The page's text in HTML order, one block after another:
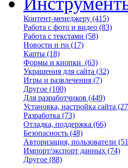
Контент-менеджеру (415)
Работа с фото и видео (83)
Работа с текстами (58)
Новости и rss (17)
Карты (18)
Формы и кнопки (63)
Украшения для сайта (32)
Игры и развлечения (7)
Другое (100)
Для разработчиков (449)
Установка, настройка сайта
Разработка (73)
Отладка, поддержка (66)
Безопасность (48)
Авторизация, пользователи
Импорт/экспорт данных (74)
Другое (88)